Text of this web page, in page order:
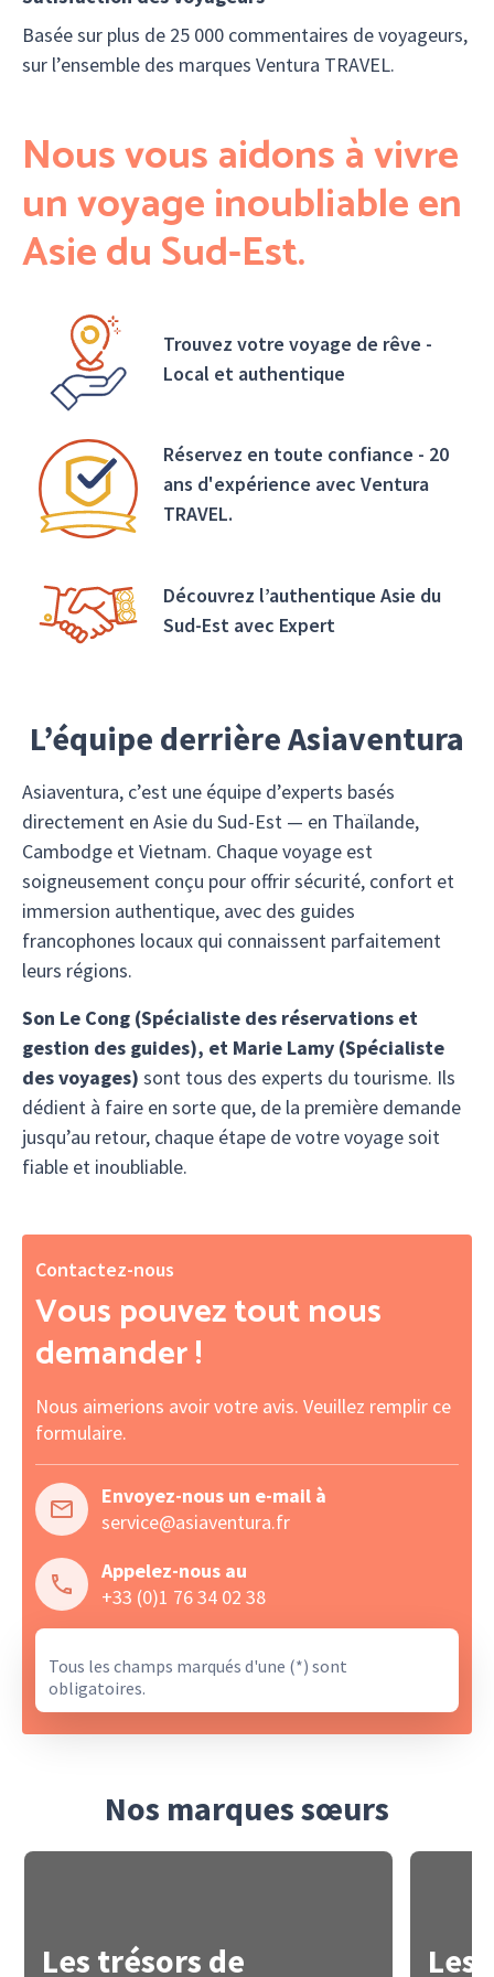
Basée sur plus de 25 000 commentaires de voyageurs,
sur l’ensemble des marques Ventura TRAVEL.
Nous vous aidons à vivre
un voyage inoubliable en
Asie du Sud-Est.
Trouvez votre voyage de rêve -
Local et authentique
Réservez en toute confiance - 20
ans d'expérience avec Ventura
TRAVEL.
Découvrez l’authentique Asie du
Sud-Est avec Expert
L’équipe derrière Asiaventura
Asiaventura, c’est une équipe d’experts basés
directement en Asie du Sud-Est — en Thaïlande,
Cambodge et Vietnam. Chaque voyage est
soigneusement conçu pour offrir sécurité, confort et
immersion authentique, avec des guides
francophones locaux qui connaissent parfaitement
leurs régions.
Son Le Cong (Spécialiste des réservations et
gestion des guides), et Marie Lamy (Spécialiste
des voyages) sont tous des experts du tourisme. Ils
dédient à faire en sorte que, de la première demande
jusqu’au retour, chaque étape de votre voyage soit
fiable et inoubliable.
Contactez-nous
Vous pouvez tout nous
demander !
Nous aimerions avoir votre avis. Veuillez remplir ce
formulaire.
Envoyez-nous un e-mail à
service@asiaventura.fr
Appelez-nous au
+33 (0)1 76 34 02 38
Tous les champs marqués d'une (*) sont
obligatoires.
Nos marques sœurs
Les trésors de
Les